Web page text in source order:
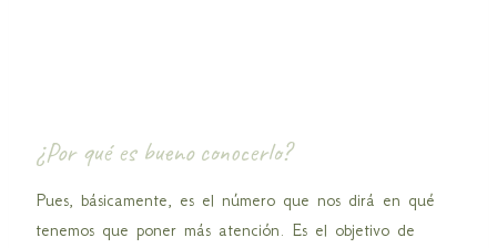
¿Por qué es bueno conocerlo?
Pues, básicamente, es el número que nos dirá en qué
tenemos que poner más atención. Es el objetivo de